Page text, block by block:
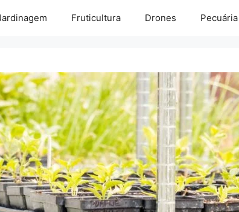
Fruticultura Drones Pecuária